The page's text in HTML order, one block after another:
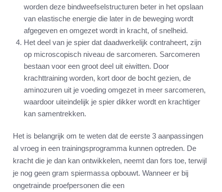
worden deze bindweefselstructuren beter in het opslaan
van elastische energie die later in de beweging wordt
afgegeven en omgezet wordt in kracht, of snelheid.
Het deel van je spier dat daadwerkelijk contraheert, zijn
op microscopisch niveau de sarcomeren. Sarcomeren
bestaan voor een groot deel uit eiwitten. Door
krachttraining worden, kort door de bocht gezien, de
aminozuren uit je voeding omgezet in meer sarcomeren,
waardoor uiteindelijk je spier dikker wordt en krachtiger
kan samentrekken.
Het is belangrijk om te weten dat de eerste 3 aanpassingen
al vroeg in een trainingsprogramma kunnen optreden. De
kracht die je dan kan ontwikkelen, neemt dan fors toe, terwijl
je nog geen gram spiermassa opbouwt. Wanneer er bij
ongetrainde proefpersonen die een